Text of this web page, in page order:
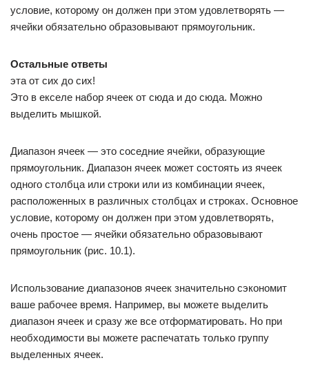
условие, которому он должен при этом удовлетворять —
ячейки обязательно образовывают прямоугольник.
Остальные ответы
эта от сих до сих!
Это в екселе набор ячеек от сюда и до сюда. Можно
выделить мышкой.
Диапазон ячеек — это соседние ячейки, образующие
прямоугольник. Диапазон ячеек может состоять из ячеек
одного столбца или строки или из комбинации ячеек,
расположенных в различных столбцах и строках. Основное
условие, которому он должен при этом удовлетворять,
очень простое — ячейки обязательно образовывают
прямоугольник (рис. 10.1).
Использование диапазонов ячеек значительно сэкономит
ваше рабочее время. Например, вы можете выделить
диапазон ячеек и сразу же все отформатировать. Но при
необходимости вы можете распечатать только группу
выделенных ячеек.